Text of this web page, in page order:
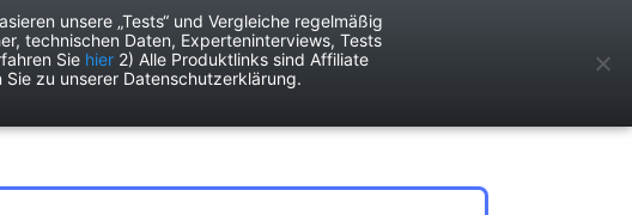
Heimwerken Services
unsere „Tests“ und Vergleiche regelmäßig
technischen Daten, Experteninterviews, Tests
Sie hier 2) Alle Produktlinks sind Affiliate
Sie zu unserer Datenschutzerklärung.